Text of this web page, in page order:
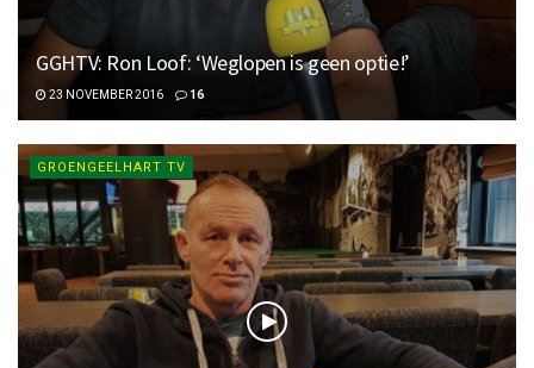
GGHTV: Ron Loof: ‘Weglopen is geen optie!’
23 NOVEMBER 2016 16
GROENGEELHART TV